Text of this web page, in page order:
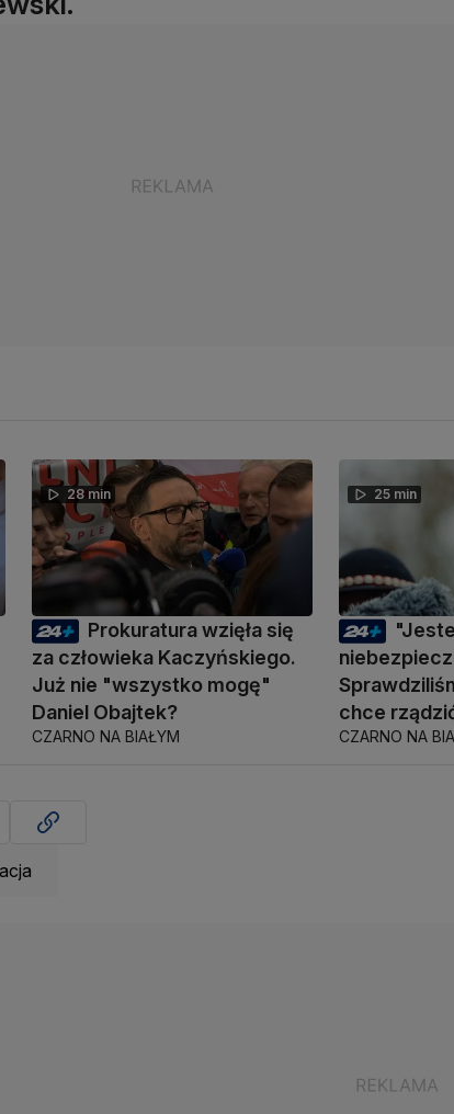
28 min
Prokuratura wzięła się
za człowieka Kaczyńskiego.
Już nie "wszystko mogę"
Daniel Obajtek?
CZARNO NA BIAŁYM
25 min
chce
CZARNO NA